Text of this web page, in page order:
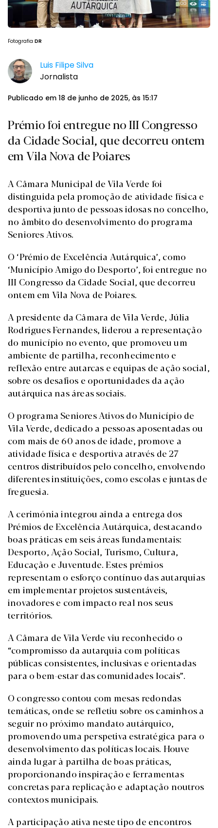
Fotografia DR
Luis Filipe Silva
Jornalista
Publicado em 18 de junho de 2025, às 15:17
Prémio foi entregue no III Congresso
da Cidade Social, que decorreu ontem
em Vila Nova de Poiares
A Câmara Municipal de Vila Verde foi
distinguida pela promoção de atividade física e
desportiva junto de pessoas idosas no concelho,
no âmbito do desenvolvimento do programa
Seniores Ativos.
O ‘Prémio de Excelência Autárquica’, como
‘Município Amigo do Desporto’, foi entregue no
III Congresso da Cidade Social, que decorreu
ontem em Vila Nova de Poiares.
A presidente da Câmara de Vila Verde, Júlia
Rodrigues Fernandes, liderou a representação
do município no evento, que promoveu um
ambiente de partilha, reconhecimento e
reflexão entre autarcas e equipas de ação social,
sobre os desafios e oportunidades da ação
autárquica nas áreas sociais.
O programa Seniores Ativos do Município de
Vila Verde, dedicado a pessoas aposentadas ou
com mais de 60 anos de idade, promove a
atividade física e desportiva através de 27
centros distribuídos pelo concelho, envolvendo
diferentes instituições, como escolas e juntas de
freguesia.
A cerimónia integrou ainda a entrega dos
Prémios de Excelência Autárquica, destacando
boas práticas em seis áreas fundamentais:
Desporto, Ação Social, Turismo, Cultura,
Educação e Juventude. Estes prémios
representam o esforço contínuo das autarquias
em implementar projetos sustentáveis,
inovadores e com impacto real nos seus
territórios.
A Câmara de Vila Verde viu reconhecido o
“compromisso da autarquia com políticas
públicas consistentes, inclusivas e orientadas
para o bem-estar das comunidades locais”.
O congresso contou com mesas redondas
temáticas, onde se refletiu sobre os caminhos a
seguir no próximo mandato autárquico,
promovendo uma perspetiva estratégica para o
desenvolvimento das políticas locais. Houve
ainda lugar à partilha de boas práticas,
proporcionando inspiração e ferramentas
concretas para replicação e adaptação noutros
contextos municipais.
A participação ativa neste tipo de encontros